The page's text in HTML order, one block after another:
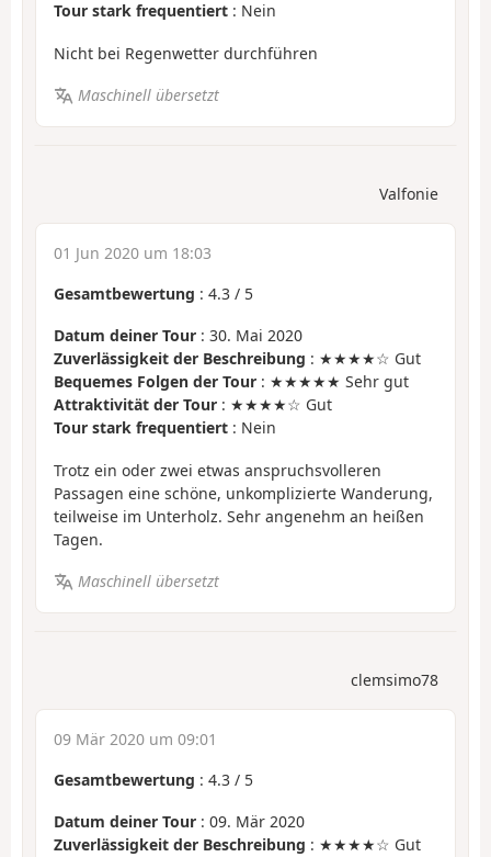
Tour stark frequentiert : Nein
Nicht bei Regenwetter durchführen
Maschinell übersetzt
Valfonie
01 Jun 2020 um 18:03
Gesamtbewertung : 4.3 / 5
Datum deiner Tour : 30. Mai 2020
Zuverlässigkeit der Beschreibung : ★★★★☆ Gut
Bequemes Folgen der Tour : ★★★★★ Sehr gut
Attraktivität der Tour : ★★★★☆ Gut
Tour stark frequentiert : Nein
Trotz ein oder zwei etwas anspruchsvolleren
Passagen eine schöne, unkomplizierte Wanderung,
teilweise im Unterholz. Sehr angenehm an heißen
Tagen.
Maschinell übersetzt
clemsimo78
09 Mär 2020 um 09:01
Gesamtbewertung : 4.3 / 5
Datum deiner Tour : 09. Mär 2020
Zuverlässigkeit der Beschreibung : ★★★★☆ Gut